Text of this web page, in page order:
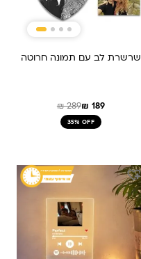
שרשרת לב עם תמונה חרוטה
₪289₪ 189
35% OFF